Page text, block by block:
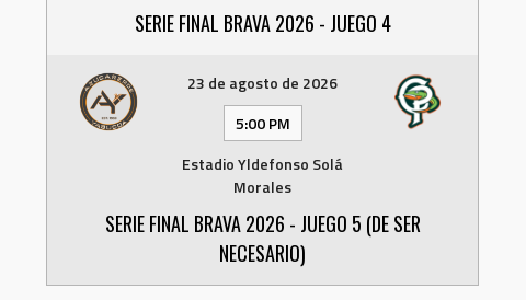
SERIE FINAL BRAVA 2026 - JUEGO 4
23 de agosto de 2026
5:00 PM
Estadio Yldefonso Solá
Morales
SERIE FINAL BRAVA 2026 - JUEGO 5 (DE SER
NECESARIO)